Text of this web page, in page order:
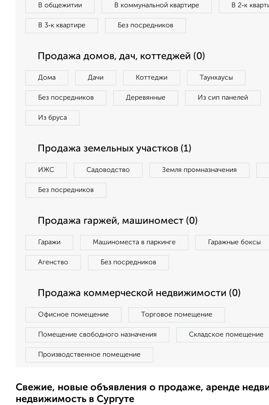
В общежитии В коммунальной квартире В 2‑к
В 3‑к квартире Без посредников
Продажа домов, дач, коттеджей (0)
Дома Дачи Коттеджи Таунхаусы
Без посредников Деревянные Из сип панелей
Из бруса
Продажа земельных участков (1)
ИЖС Садоводство Земля промназначения
Без посредников
Продажа гаржей, машиномест (0)
Гаражи Машиноместа в паркинге Гаражные боксы
Агенство Без посредников
Продажа коммерческой недвижимости (0)
Офисное помещение Торговое помещение
Помещение свободного назначения Складское помещение
Производственное помещение
Свежие, новые объявления о продаже, аренде
недвижимость в Сургуте